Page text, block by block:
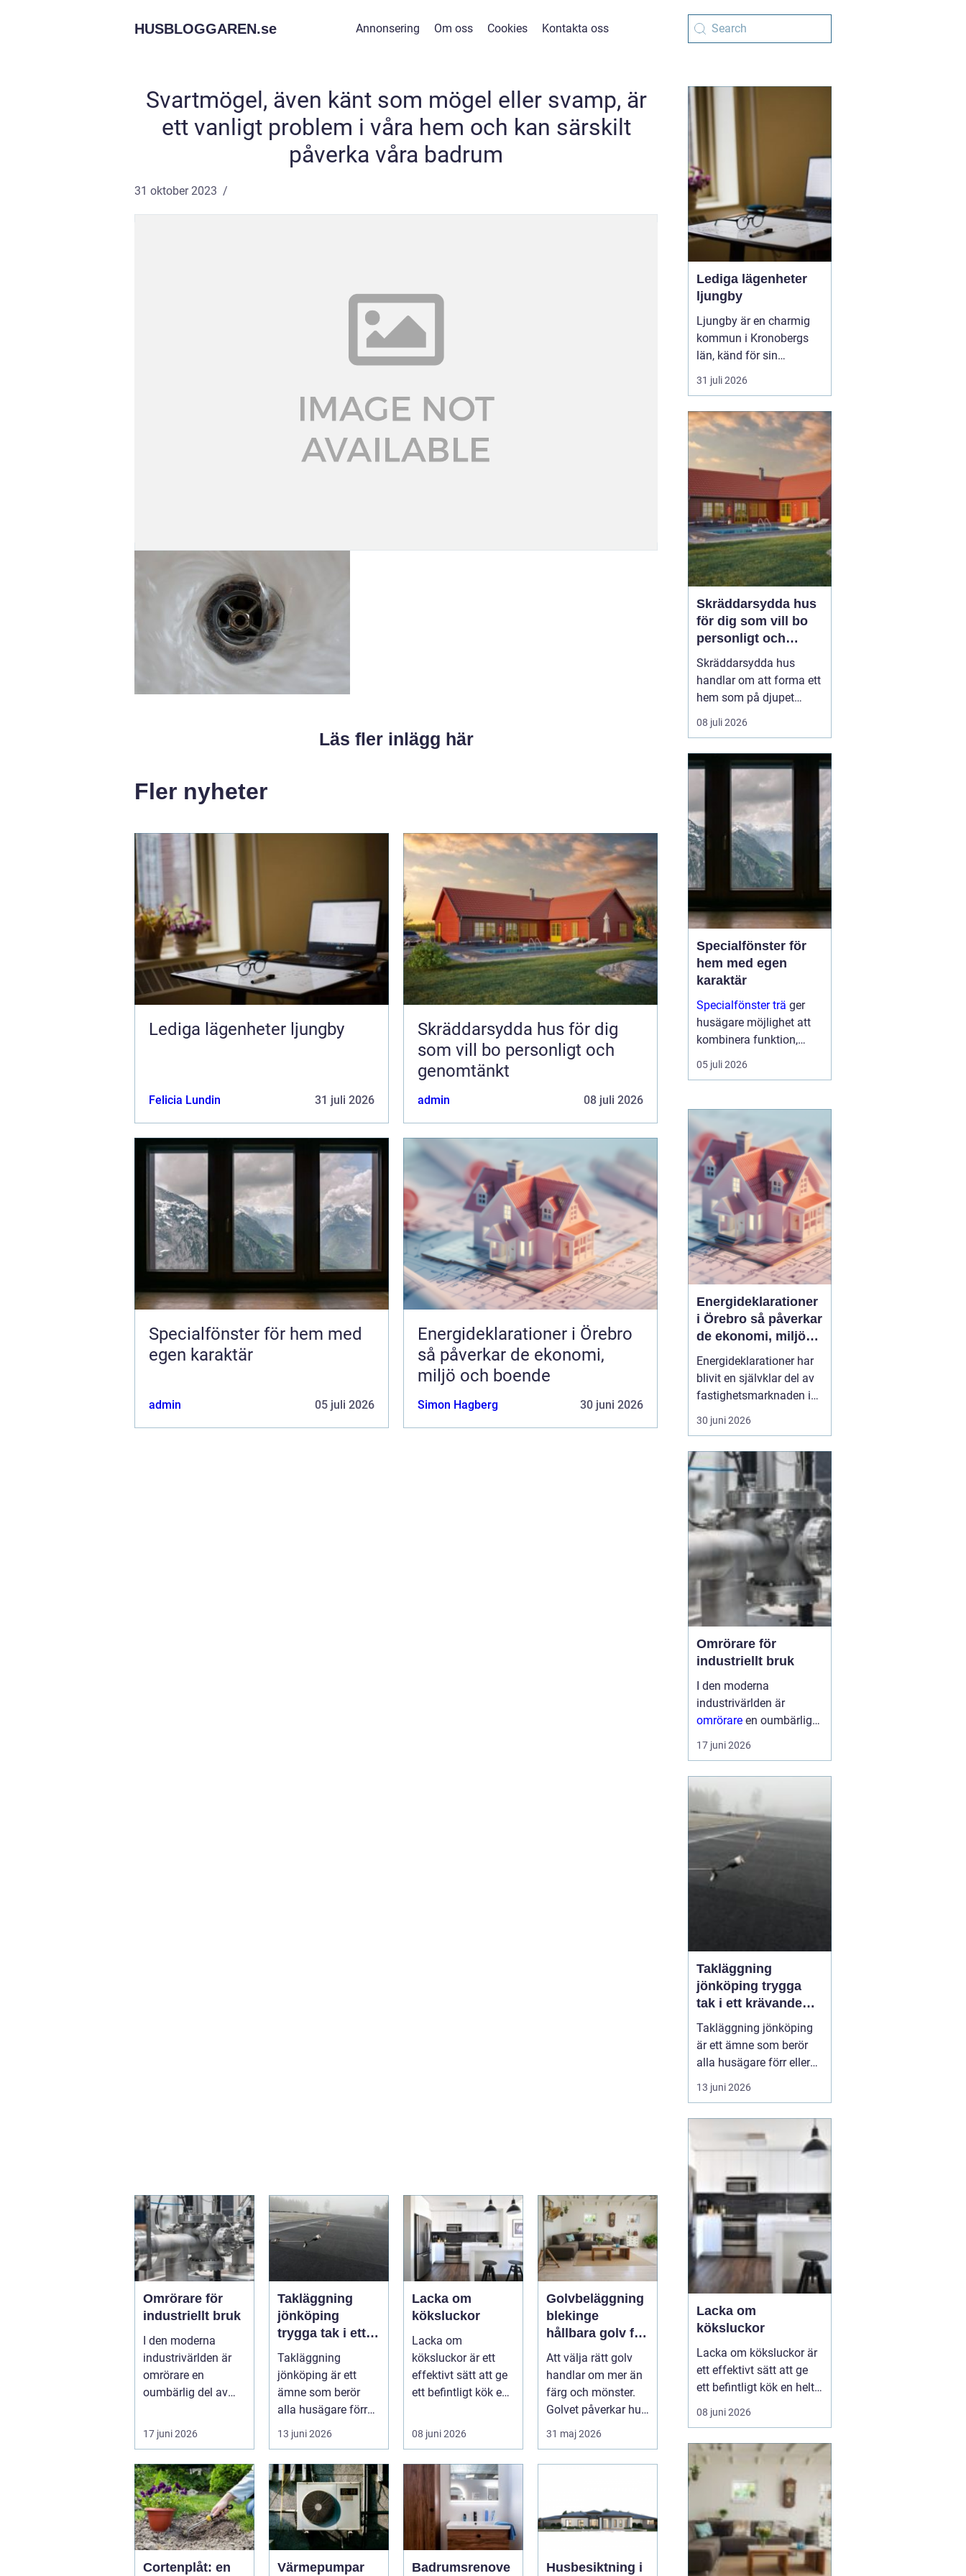
HUSBLOGGAREN.se Annonsering Om oss Cookies Kontakta oss
Svartmögel, även känt som mögel eller svamp, är
ett vanligt problem i våra hem och kan särskilt
påverka våra badrum
31 oktober 2023
Läs fler inlägg här
Fler nyheter
Lediga lägenheter ljungby
Felicia Lundin 31 juli 2026
Skräddarsydda hus för dig
som vill bo personligt och
genomtänkt
admin 08 juli 2026
Specialfönster för hem med
egen karaktär
admin 05 juli 2026
Energideklarationer i Örebro
så påverkar de ekonomi,
miljö och boende
Simon Hagberg 30 juni 2026
Omrörare för
industriellt bruk
I den moderna
industrivärlden är
omrörare en
oumbärlig del av
17 juni 2026
Takläggning
jönköping
trygga tak i ett
krävande
småländskt
klimat
Takläggning
jönköping är ett
ämne som berör
alla husägare förr
eller senare. Taket
13 juni 2026
Lacka om
köksluckor
Lacka om
köksluckor är ett
effektivt sätt att ge
ett befintligt kök en
att byta ...
08 juni 2026
Golvbeläggning
blekinge
hållbara golv för
både hem och
företag
Att välja rätt golv
handlar om mer än
färg och mönster.
Golvet påverkar hur
rummet upplevs,
31 maj 2026
Cortenplåt: en Värmepumpar Badrumsrenove Husbesiktning i
Lediga lägenheter
ljungby
Ljungby är en charmig
kommun i Kronobergs
län, känd för sin
exportorienterade
verkstadsindustri och
För den som söker ett
nytt hem erbjuder
Ljungby en rad
spännande alternativ i
form av lediga
lägenheter. Här utforskar
vi denn...
31 juli 2026
Skräddarsydda hus
för dig som vill bo
personligt och
genomtänkt
Skräddarsydda hus
handlar om att forma ett
hem som på djupet
speglar hur en familj
lever, snarare än att
färdigt standardhus. På
samma sätt som en
skräddarsydd kostym
sitter bättre ä...
08 juli 2026
Specialfönster för
hem med egen
karaktär
Specialfönster trä ger
husägare möjlighet att
kombinera funktion,
energioptimering och
arkitektur på ett sätt som
05 juli 2026
Energideklarationer
i Örebro så påverkar
de ekonomi, miljö
och boende
Energideklarationer har
blivit en självklar del av
fastighetsmarknaden i
Sverige. De visar hur
mycket energi en
vilka åtgärder som kan
minska förbrukningen.
För bostadsägare och
fastighetsförvaltare i
Örebro handlar det både
om p...
30 juni 2026
Omrörare för
industriellt bruk
I den moderna
industrivärlden är
omrörare en oumbärlig
del av många
produktionsprocesser.
säkerställer att material
17 juni 2026
Takläggning
jönköping trygga
tak i ett krävande
småländskt klimat
Takläggning jönköping
är ett ämne som berör
alla husägare förr eller
senare. Taket är husets
viktigaste skydd mot
och när taket sviktar
påverkas både
energikostnader och
husets långsiktiga värde.
Många väntar f...
13 juni 2026
Lacka om
köksluckor
Lacka om köksluckor är
ett effektivt sätt att ge
ett befintligt kök en helt
ny känsla utan att byta
stommar eller
väljer att förnya köket på
det här sättet för att
hålla kostnaderna nere,
minska avfallet och
samtidigt få en slät oc...
08 juni 2026